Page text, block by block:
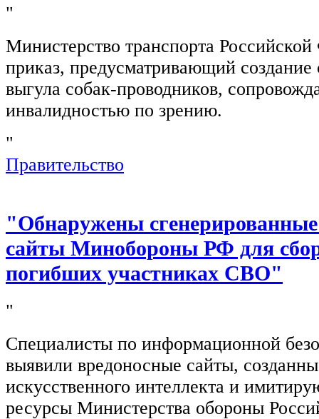
"
Министерство транспорта
приказ, предусматривающий создание
выгула собак-проводников,
инвалидностью по зрению.
"
Правительство
"Обнаружены
сайты Минобороны РФ для
погибших участниках СВО"
"
Специалисты по информационной
выявили вредоносные сайты,
искусственного интеллекта и
ресурсы Министерства обороны